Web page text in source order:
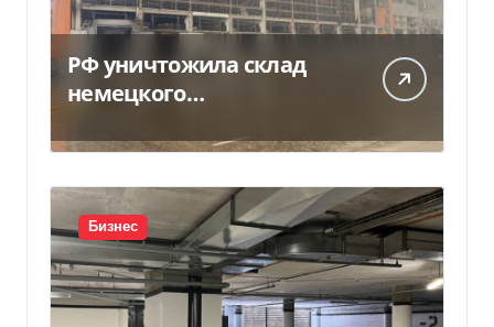
РФ уничтожила склад
немецкого
моторных масел и
смазочных масел
Бизнес